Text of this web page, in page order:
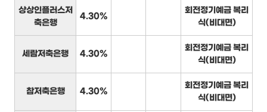
상상인플러스저
축은행
4.30%
회전정기예금 복리
식(비대면)
세람저축은행 4.30%
회전정기예금 복리
식(비대면)
참저축은행 4.30%
회전정기예금 복리
식(비대면)